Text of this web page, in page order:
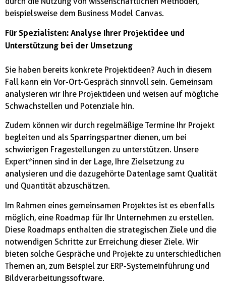
beispielsweise dem Business Model Canvas.
Für Spezialisten: Analyse Ihrer Projektidee und
Unterstützung bei der Umsetzung
Sie haben bereits konkrete Projektideen? Auch in diesem
Fall kann ein Vor-Ort-Gespräch sinnvoll sein. Gemeinsam
analysieren wir Ihre Projektideen und weisen auf mögliche
Schwachstellen und Potenziale hin.
Zudem können wir durch regelmäßige Termine Ihr Projekt
begleiten und als Sparringspartner dienen, um bei
schwierigen Fragestellungen zu unterstützen. Unsere
Expert*innen sind in der Lage, Ihre Zielsetzung zu
analysieren und die dazugehörte Datenlage samt Qualität
und Quantität abzuschätzen.
Im Rahmen eines gemeinsamen Projektes ist es ebenfalls
möglich, eine Roadmap für Ihr Unternehmen zu erstellen.
Diese Roadmaps enthalten die strategischen Ziele und die
notwendigen Schritte zur Erreichung dieser Ziele. Wir
bieten solche Gespräche und Projekte zu unterschiedlichen
Themen an, zum Beispiel zur ERP-Systemeinführung und
Bildverarbeitungssoftware.